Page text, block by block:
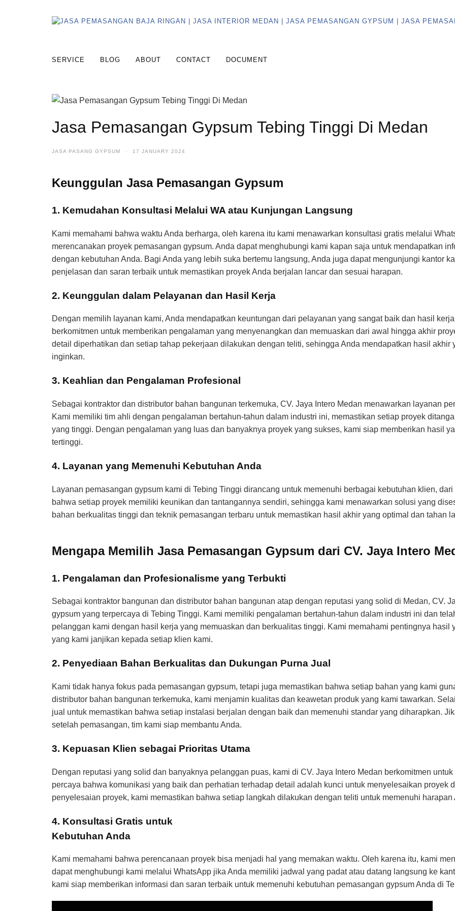
SERVICE BLOG ABOUT CONTACT DOCUMENT
Jasa Pemasangan Gypsum Tebing Tinggi Di Medan
JASA PASANG GYPSUM · 17 JANUARY 2024
Keunggulan Jasa Pemasangan Gypsum
1. Kemudahan Konsultasi Melalui WA atau Kunjungan Langsung
Kami memahami bahwa waktu Anda berharga, oleh karena itu kami menawarkan konsultasi gratis melalui
merencanakan proyek pemasangan gypsum. Anda dapat menghubungi kami kapan saja untuk mendapatkan
dengan kebutuhan Anda. Bagi Anda yang lebih suka bertemu langsung, Anda juga dapat mengunjungi kantor
penjelasan dan saran terbaik untuk memastikan proyek Anda berjalan lancar dan sesuai harapan.
2. Keunggulan dalam Pelayanan dan Hasil Kerja
Dengan memilih layanan kami, Anda mendapatkan keuntungan dari pelayanan yang sangat baik dan hasil
berkomitmen untuk memberikan pengalaman yang menyenangkan dan memuaskan dari awal hingga akhir
detail diperhatikan dan setiap tahap pekerjaan dilakukan dengan teliti, sehingga Anda mendapatkan hasil
inginkan.
3. Keahlian dan Pengalaman Profesional
Sebagai kontraktor dan distributor bahan bangunan terkemuka, CV. Jaya Intero Medan menawarkan layanan
Kami memiliki tim ahli dengan pengalaman bertahun-tahun dalam industri ini, memastikan setiap proyek
yang tinggi. Dengan pengalaman yang luas dan banyaknya proyek yang sukses, kami siap memberikan hasil
tertinggi.
4. Layanan yang Memenuhi Kebutuhan Anda
Layanan pemasangan gypsum kami di Tebing Tinggi dirancang untuk memenuhi berbagai kebutuhan klien,
bahwa setiap proyek memiliki keunikan dan tantangannya sendiri, sehingga kami menawarkan solusi yang
bahan berkualitas tinggi dan teknik pemasangan terbaru untuk memastikan hasil akhir yang optimal dan tahan
Mengapa Memilih Jasa Pemasangan Gypsum dari CV. Jaya Intero
1. Pengalaman dan Profesionalisme yang Terbukti
Sebagai kontraktor bangunan dan distributor bahan bangunan atap dengan reputasi yang solid di Medan, CV.
gypsum yang terpercaya di Tebing Tinggi. Kami memiliki pengalaman bertahun-tahun dalam industri ini dan
pelanggan kami dengan hasil kerja yang memuaskan dan berkualitas tinggi. Kami memahami pentingnya
yang kami janjikan kepada setiap klien kami.
2. Penyediaan Bahan Berkualitas dan Dukungan Purna Jual
Kami tidak hanya fokus pada pemasangan gypsum, tetapi juga memastikan bahwa setiap bahan yang kami
distributor bahan bangunan terkemuka, kami menjamin kualitas dan keawetan produk yang kami tawarkan.
jual untuk memastikan bahwa setiap instalasi berjalan dengan baik dan memenuhi standar yang diharapkan.
setelah pemasangan, tim kami siap membantu Anda.
3. Kepuasan Klien sebagai Prioritas Utama
Dengan reputasi yang solid dan banyaknya pelanggan puas, kami di CV. Jaya Intero Medan berkomitmen
percaya bahwa komunikasi yang baik dan perhatian terhadap detail adalah kunci untuk menyelesaikan proyek
penyelesaian proyek, kami memastikan bahwa setiap langkah dilakukan dengan teliti untuk memenuhi harapan
4. Konsultasi Gratis untuk
Kebutuhan Anda
Kami memahami bahwa perencanaan proyek bisa menjadi hal yang memakan waktu. Oleh karena itu, kami
dapat menghubungi kami melalui WhatsApp jika Anda memiliki jadwal yang padat atau datang langsung ke
kami siap memberikan informasi dan saran terbaik untuk memenuhi kebutuhan pemasangan gypsum Anda di